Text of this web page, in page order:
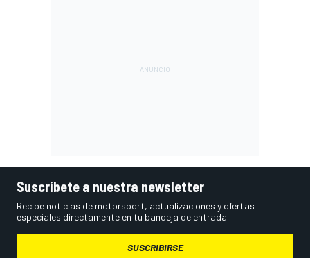
Suscríbete a nuestra newsletter
Recibe noticias de motorsport, actualizaciones y ofertas
especiales directamente en tu bandeja de entrada.
SUSCRIBIRSE